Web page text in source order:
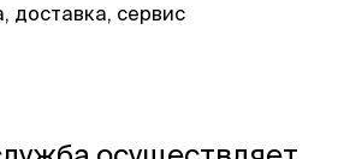
доставка, сервис